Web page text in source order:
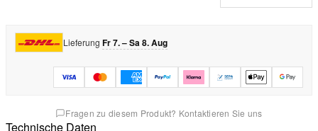
Lieferung Fr 7. – Sa 8. Aug
Fragen zu diesem Produkt? Kontaktieren Sie uns
Technische Daten